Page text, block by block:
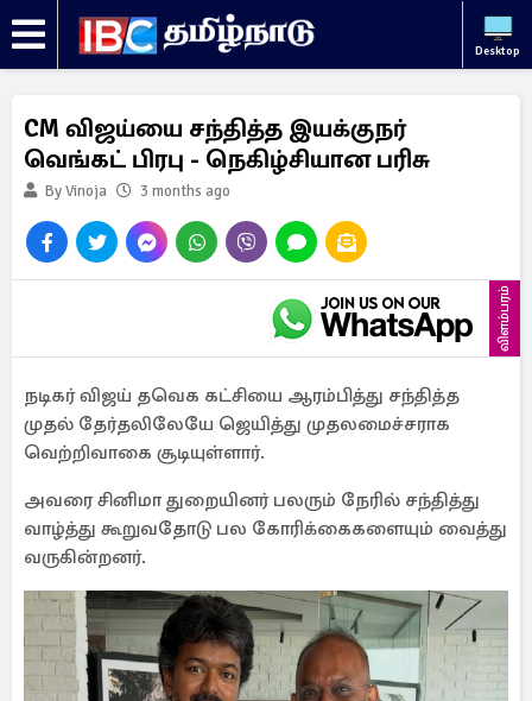
Desktop
CM விஜய்யை சந்தித்த இயக்குநர்
வெங்கட் பிரபு - நெகிழ்சியான பரிசு
By Vinoja 3 months ago
விளம்பரம்
நடிகர் விஜய் தவெக கட்சியை ஆரம்பித்து சந்தித்த
முதல் தேர்தலிலேயே ஜெயித்து முதலமைச்சராக
வெற்றிவாகை சூடியுள்ளார்.
அவரை சினிமா துறையினர் பலரும் நேரில் சந்தித்து
வாழ்த்து கூறுவதோடு பல கோரிக்கைகளையும் வைத்து
வருகின்றனர்.